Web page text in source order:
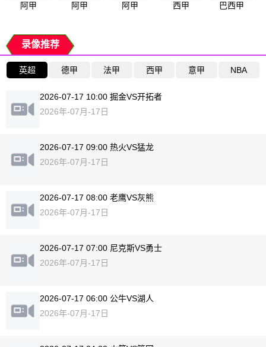
阿甲 阿甲 阿甲 西甲 巴西甲
录像推荐
英超 德甲 法甲 西甲 意甲 NBA
2026-07-17 10:00 掘金VS开拓者
2026年-07月-17日
2026-07-17 09:00 热火VS猛龙
2026年-07月-17日
2026-07-17 08:00 老鹰VS灰熊
2026年-07月-17日
2026-07-17 07:00 尼克斯VS勇士
2026年-07月-17日
2026-07-17 06:00 公牛VS湖人
2026年-07月-17日